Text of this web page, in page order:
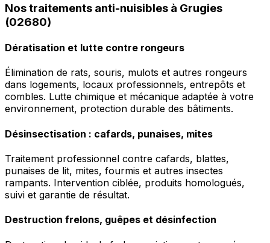
Nos traitements anti-nuisibles à Grugies
(02680)
Dératisation et lutte contre rongeurs
Élimination de rats, souris, mulots et autres rongeurs
dans logements, locaux professionnels, entrepôts et
combles. Lutte chimique et mécanique adaptée à votre
environnement, protection durable des bâtiments.
Désinsectisation : cafards, punaises, mites
Traitement professionnel contre cafards, blattes,
punaises de lit, mites, fourmis et autres insectes
rampants. Intervention ciblée, produits homologués,
suivi et garantie de résultat.
Destruction frelons, guêpes et désinfection